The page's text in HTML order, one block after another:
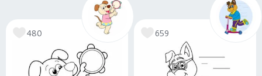
480 659